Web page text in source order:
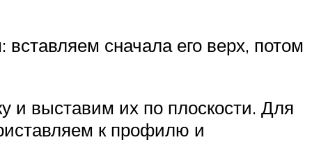
сначала его верх, потом
и выставим их по плоскости. Для
к профилю и